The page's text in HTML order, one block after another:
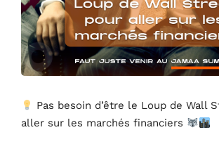
Pas besoin d’être le Loup de Wall
aller sur les marchés financiers